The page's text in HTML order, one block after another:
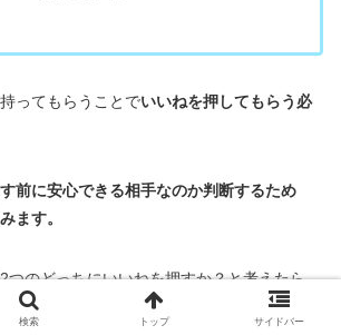
ってもらうことでいいねを押してもらう必
前に安心できる相手なのか判断するため
ます。
つのどっちにいいねを押すか？と考えたら、
ール写真の雰囲気が大事
なことがわかると
検索 トップ サイドバー